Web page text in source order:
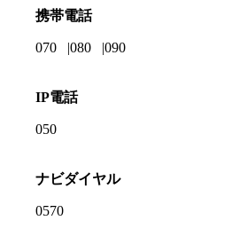
携帯電話
070 080 090
IP電話
050
ナビダイヤル
0570